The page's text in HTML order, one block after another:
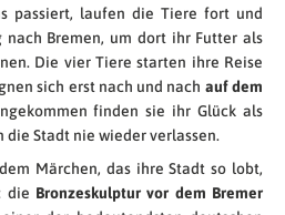
passiert, laufen die Tiere fort und
nach Bremen, um dort ihr Futter als
Die vier Tiere starten ihre Reise
sich erst nach und nach auf dem
finden sie ihr Glück als
Stadt nie wieder verlassen.
Märchen, das ihre Stadt so lobt,
die Bronzeskulptur vor dem Bremer